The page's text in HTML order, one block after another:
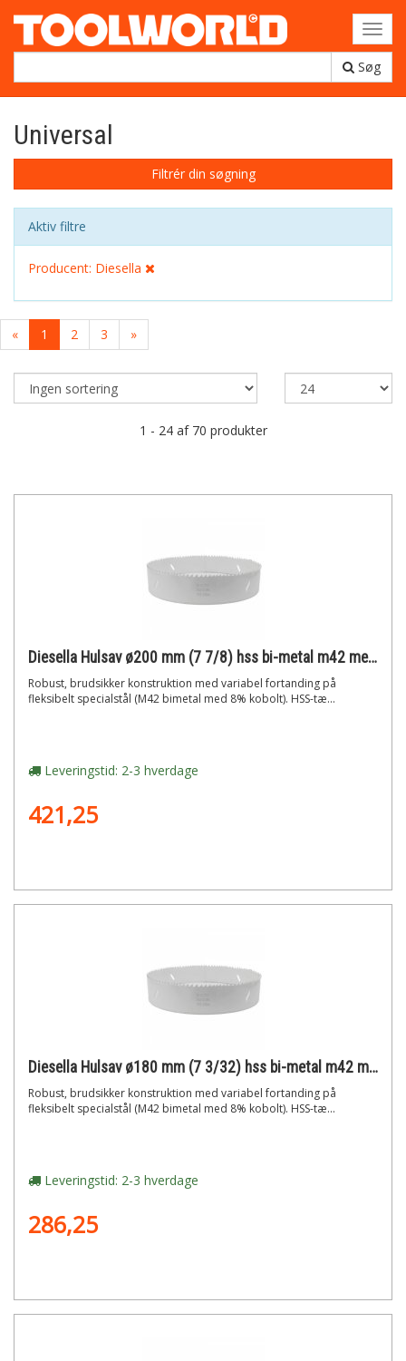
Søg
Universal
Filtrér din søgning
Aktiv filtre
Producent: Diesella
« 1 2 3 »
1 - 24 af 70 produkter
Diesella Hulsav ø200 mm (7 7/8) hss bi-metal m42 med 8% cobolt"
Robust, brudsikker konstruktion med variabel fortanding på
fleksibelt specialstål (M42 bimetal med 8% kobolt). HSS-tæ...
Leveringstid: 2-3 hverdage
421,25
Diesella Hulsav ø180 mm (7 3/32) hss bi-metal m42 med 8% cobolt"
Robust, brudsikker konstruktion med variabel fortanding på
fleksibelt specialstål (M42 bimetal med 8% kobolt). HSS-tæ...
Leveringstid: 2-3 hverdage
286,25